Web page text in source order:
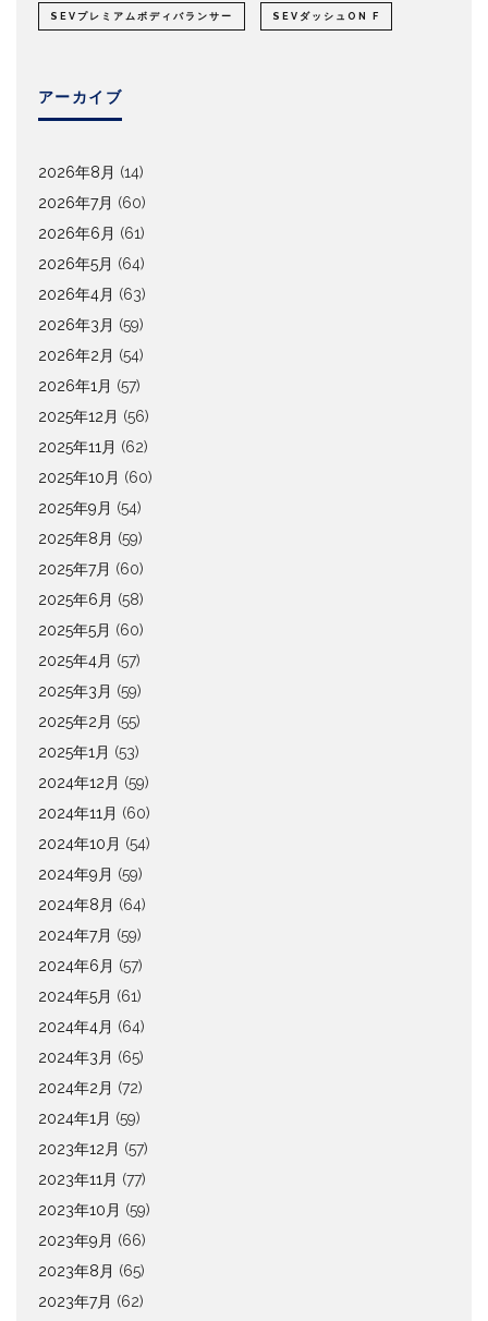
SEVプレミアムボディバランサー SEVダッシュON F
アーカイブ
2026年8月 (14)
2026年7月 (60)
2026年6月 (61)
2026年5月 (64)
2026年4月 (63)
2026年3月 (59)
2026年2月 (54)
2026年1月 (57)
2025年12月 (56)
2025年11月 (62)
2025年10月 (60)
2025年9月 (54)
2025年8月 (59)
2025年7月 (60)
2025年6月 (58)
2025年5月 (60)
2025年4月 (57)
2025年3月 (59)
2025年2月 (55)
2025年1月 (53)
2024年12月 (59)
2024年11月 (60)
2024年10月 (54)
2024年9月 (59)
2024年8月 (64)
2024年7月 (59)
2024年6月 (57)
2024年5月 (61)
2024年4月 (64)
2024年3月 (65)
2024年2月 (72)
2024年1月 (59)
2023年12月 (57)
2023年11月 (77)
2023年10月 (59)
2023年9月 (66)
2023年8月 (65)
2023年7月 (62)